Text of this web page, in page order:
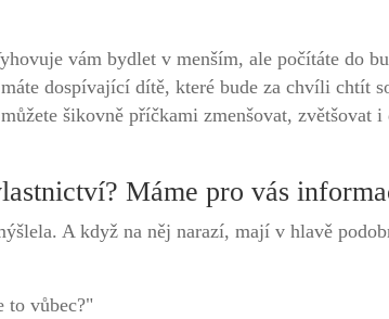
vám bydlet v menším, ale počítáte do
dospívající dítě, které bude za chvíli chtít
šikovně příčkami zmenšovat,
Máme pro vás
A když na něj narazí, mají v hlavě
to vůbec?"